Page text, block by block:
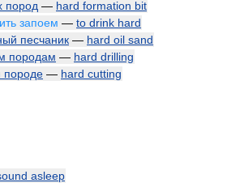
пород — hard formation bit
запоем — to drink hard
песчаник — hard oil sand
породам — hard drilling
породе — hard cutting
asleep